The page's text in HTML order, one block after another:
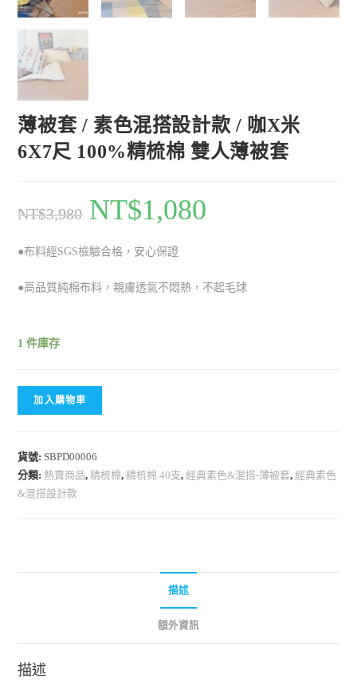
薄被套 / 素色混搭設計款 / 咖X米
6X7尺 100%精梳棉 雙人薄被套
NT$3,980 NT$1,080
●布料經SGS檢驗合格，安心保證
●高品質純棉布料，親膚透氣不悶熱，不起毛球
1 件庫存
加入購物車
貨號: SBPD00006
分類: 熱賣商品,精梳棉,精梳棉 40支,經典素色&混搭-薄被套,經典素色
&混搭設計款
描述
額外資訊
描述